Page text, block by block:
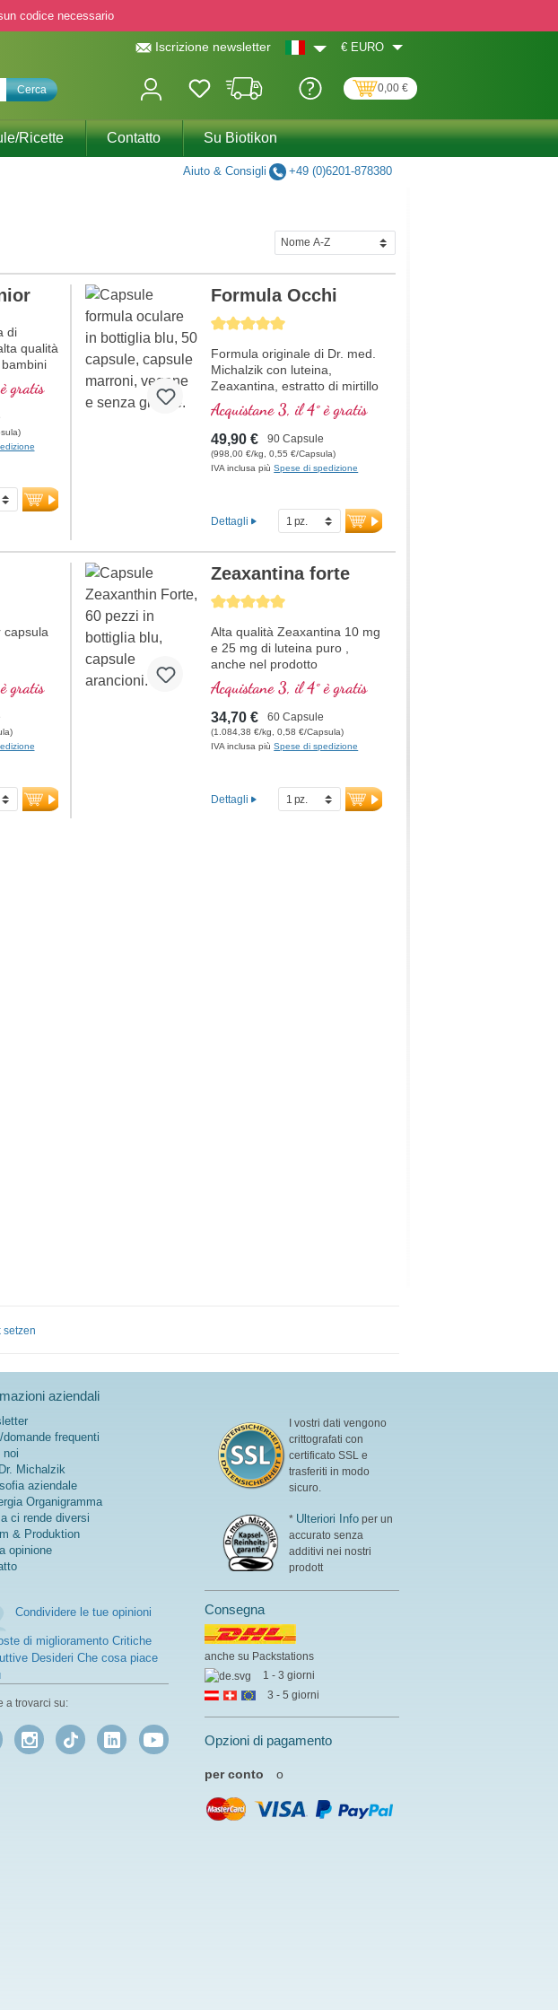
codice necessario
Iscrizione newsletter € EURO
Cerca 0,00 €
Ricette Contatto Su Biotikon
Aiuto & Consigli +49 (0)6201-878380
di
qualità
gratis
Average rating of 5 out of 5 stars
Formula Occhi
Formula originale di Dr. med.
Michalzik con luteina,
Zeaxantina, estratto di mirtillo
(Anthocyane), OPC e la
vitamina A, che contribuisce
al mantenimento della
capacità visiva normale.
Acquistane 3, il 4° è gratis
49,90 € 90 Capsule
(998,00 €/kg, 0,55 €/Capsula)
IVA inclusa piùSpese di spedizione
Dettagli
of 5 stars
capsula
gratis
Average rating of 5 out of 5 stars
Zeaxantina forte
Alta qualità Zeaxantina 10 mg
e 25 mg di luteina puro ,
anche nel prodotto
Acquistane 3, il 4° è gratis
34,70 € 60 Capsule
(1.084,38 €/kg, 0,58 €/Capsula)
IVA inclusa piùSpese di spedizione
Dettagli
setzen
aziendali
domande frequenti
noi
Michalzik
aziendale
Organigramma
ci rende diversi
& Produktion
opinione
Condividere le tue opinioni
di miglioramento Critiche
Desideri Che cosa piace
a trovarci su:
I vostri dati vengono
crittografati con
certificato SSL e
trasferiti in modo
sicuro.
* Ulteriori Info per un
accurato senza
additivi nei nostri
prodott
Consegna
anche su Packstations
1 - 3 giorni
3 - 5 giorni
Opzioni di pagamento
per conto o